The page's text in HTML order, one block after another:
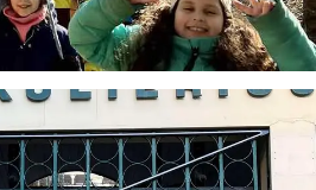
kur galėsite pasiklausti
padėti?